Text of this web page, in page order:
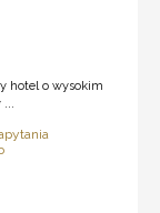
hotel o wysokim
...